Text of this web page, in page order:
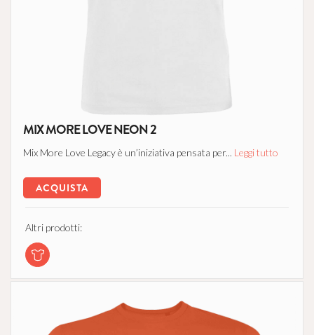
MIX MORE LOVE NEON 2
Mix More Love Legacy è un’iniziativa pensata per... Leggi tutto
ACQUISTA
Altri prodotti: